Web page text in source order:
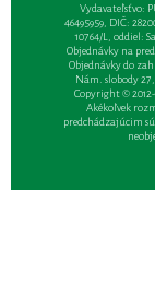
Vydavateľsťvo:
46495959, DIČ:
10764/L, oddiel:
Objednávky na
Objednávky do
Nám. slobody
Copyright ©
Akékoľvek
predchádzajúcim